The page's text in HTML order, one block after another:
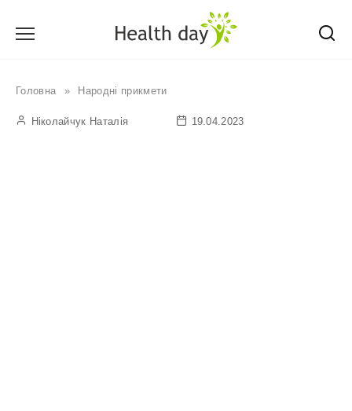
Головна » Народні прикмети
Ніколайчук Наталія 19.04.2023